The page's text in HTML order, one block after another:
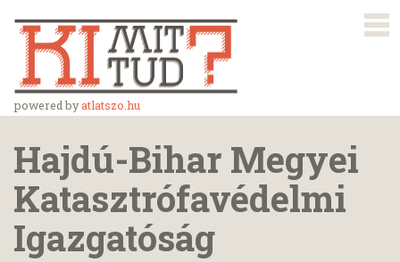
powered byatlatszo.hu
Hajdú-Bihar Megyei
Katasztrófavédelmi
Igazgatóság